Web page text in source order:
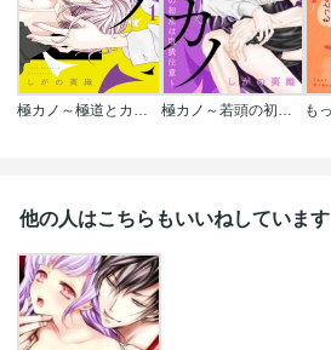
極カノ～極道とカノジョ～ 極カノ～若頭の初恋は取扱注意～【マイクロ】
他の人はこちらもいいねしています